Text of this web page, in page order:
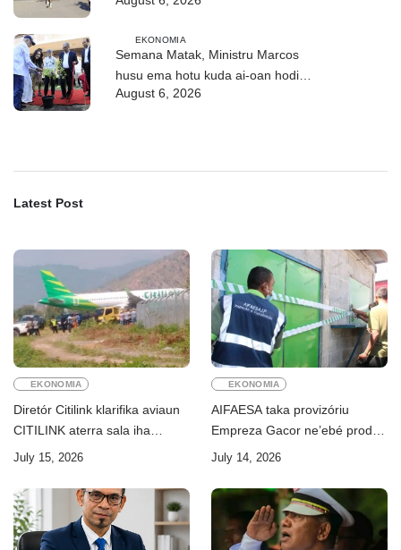
EKONOMIA
Semana Matak, Ministru Marcos
husu ema hotu kuda ai-oan hodi
proteje biodiversidade
August 6, 2026
Latest Post
EKONOMIA
Diretór Citilink klarifika aviaun
CITILINK aterra sala iha
Aeroportu Komoro ne’e
July 15, 2026
EKONOMIA
AIFAESA taka provizóriu
Empreza Gacor ne’ebé prodús
“pentolan”
July 14, 2026